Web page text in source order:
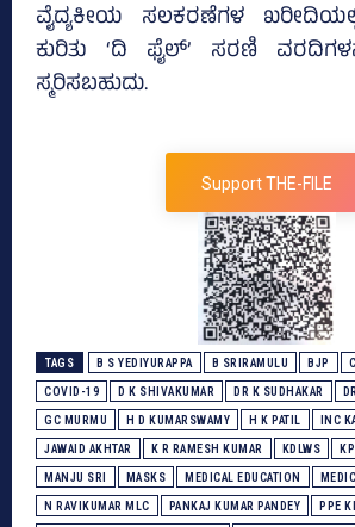
ವೈದ್ಯಕೀಯ ಸಲಕರಣೆಗಳ
ಕುರಿತು ‘ದಿ ಫೈಲ್‌’ ಸರಣಿ
ಸ್ಮರಿಸಬಹುದು.
Support THE-FILE
TAGS B S YEDIYURAPPA B SRIRAMULU BJP
COVID-19 D K SHIVAKUMAR DR K SUDHAKAR
GC MURMU H D KUMARSWAMY H K PATIL INC
JAWAID AKHTAR K R RAMESH KUMAR KDLWS
MANJU SRI MASKS MEDICAL EDUCATION
N RAVIKUMAR MLC PANKAJ KUMAR PANDEY PPE